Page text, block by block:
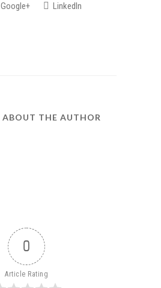
Google+ LinkedIn
ABOUT THE AUTHOR
0
Article Rating